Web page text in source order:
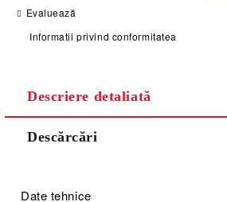
Evaluează
Informatii privind conformitatea
Descriere detaliată
Descărcări
Date tehnice